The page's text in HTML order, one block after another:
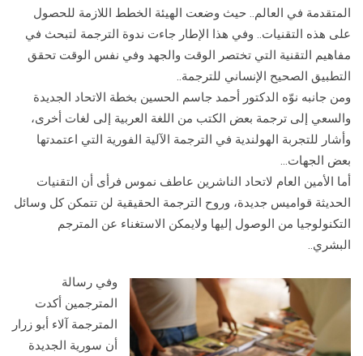
المتقدمة في العالم.. حيث وضعت الهيئة الخطط اللازمة للحصول
على هذه التقنيات.. وفي هذا الإطار جاءت ندوة الترجمة لتبحث في
مفاهيم التقنية التي تختصر الوقت والجهد وفي نفس الوقت تحقق
التطبيق الصحيح الإنساني للترجمة..
ومن جانبه نوّه الدكتور أحمد جاسم الحسين بخطة الاتحاد الجديدة
والسعي إلى ترجمة بعض الكتب من اللغة العربية إلى لغات أخرى،
وأشار للتجربة الهولندية في الترجمة الآلية الفورية التي اعتمدتها
بعض الجهات…
أما الأمين العام لاتحاد الناشرين عاطف نموس فرأى أن التقنيات
الحديثة قواميس جديدة، وروح الترجمة الحقيقية لن تتمكن كل وسائل
التكنولوجيا من الوصول إليها ولايمكن الاستغناء عن المترجم
البشري..
وفي رسالة
المترجمين أكدت
المترجمة آلاء أبو زرار
أن سورية الجديدة